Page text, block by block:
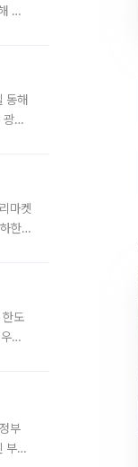
정
동해
양
마켓
한
도
리
부
부산